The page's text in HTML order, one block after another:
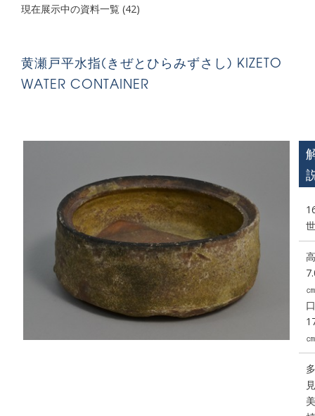
現在展示中の資料一覧 (42)
黄瀬戸平水指(きぜとひらみずさし) KIZETO
WATER CONTAINER
高
㎝
㎝